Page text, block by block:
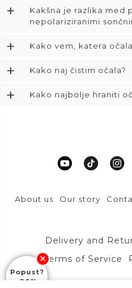
+
Kakšna je razlika med
nepolariziranimi
+ Kako vem, katera
+ Kako naj čistim očala?
+ Kako najbolje hraniti
About us Our story
Delivery and
Terms of Service
Popust?
-20%